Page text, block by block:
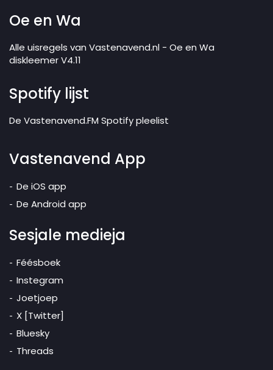
Oe en Wa
Alle uisregels van Vastenavend.nl - Oe en Wa
diskleemer V4.11
Spotify lijst
De Vastenavend.FM Spotify pleelist
Vastenavend App
De iOS app
De Android app
Sesjale medieja
Féésboek
Instegram
Joetjoep
X [Twitter]
Bluesky
Threads